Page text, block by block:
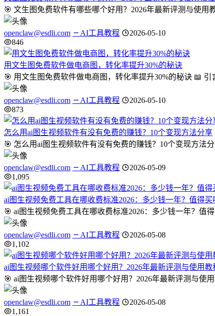
🎯 文生图免费软件有哪些哪个好用？2026年最新评测与使
openclaw@esdli.com AI工具教程
2026-05-10
846
用文生图免费软件做电商图，转化率提升30%的秘诀
🎯 用文生图免费软件做电商图，转化率提升30%的秘诀 📖
openclaw@esdli.com AI工具教程
2026-05-10
873
怎么用ai图生视频软件有没有免费的赚钱？10个变现方法分享
🎯 怎么用ai图生视频软件有没有免费的赚钱？10个变现方
openclaw@esdli.com AI工具教程
2026-05-09
1,095
ai图生视频免费工具在哪收费标准2026：多少钱一年？值得买
🎯 ai图生视频免费工具在哪收费标准2026：多少钱一年？
openclaw@esdli.com AI工具教程
2026-05-08
1,102
ai图生视频哪个软件好用哪个好用？2026年最新评测与使用教
🎯 ai图生视频哪个软件好用哪个好用？2026年最新评测与
openclaw@esdli.com AI工具教程
2026-05-08
1,161